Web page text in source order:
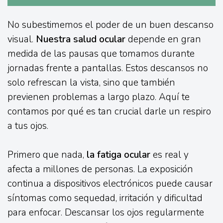
No subestimemos el poder de un buen descanso
visual. Nuestra salud oculardepende en gran
medida de las pausas que tomamos durante
jornadas frente a pantallas. Estos descansos no
solo refrescan la vista, sino que también
previenen problemas a largo plazo. Aquí te
contamos por qué es tan crucial darle un respiro
a tus ojos.
Primero que nada, la fatiga oculares real y
afecta a millones de personas. La exposición
continua a dispositivos electrónicos puede causar
síntomas como sequedad, irritación y dificultad
para enfocar. Descansar los ojos regularmente